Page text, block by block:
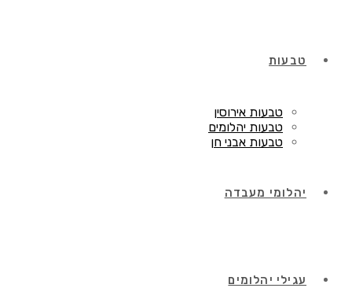
טבעות
טבעות אירוסין
טבעות יהלומים
טבעות אבני חן
יהלומי מעבדה
עגילי יהלומים